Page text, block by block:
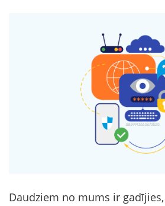
Daudziem no mums ir